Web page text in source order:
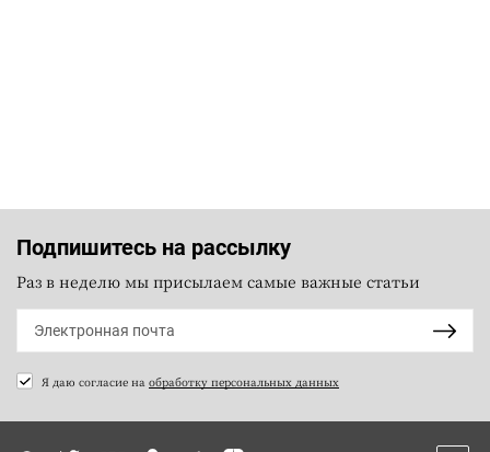
Подпишитесь на рассылку
Раз в неделю мы присылаем самые важные статьи
Я даю согласие на обработку персональных данных